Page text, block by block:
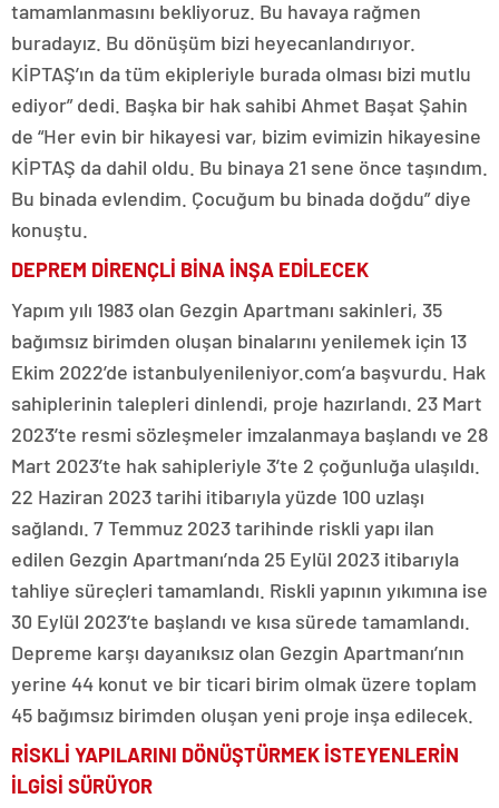
tamamlanmasını bekliyoruz. Bu havaya rağmen
buradayız. Bu dönüşüm bizi heyecanlandırıyor.
KİPTAŞ’ın da tüm ekipleriyle burada olması bizi mutlu
ediyor” dedi. Başka bir hak sahibi Ahmet Başat Şahin
de “Her evin bir hikayesi var, bizim evimizin hikayesine
KİPTAŞ da dahil oldu. Bu binaya 21 sene önce taşındım.
Bu binada evlendim. Çocuğum bu binada doğdu” diye
konuştu.
DEPREM DİRENÇLİ BİNA İNŞA EDİLECEK
Yapım yılı 1983 olan Gezgin Apartmanı sakinleri, 35
bağımsız birimden oluşan binalarını yenilemek için 13
Ekim 2022’de istanbulyenileniyor.com’a başvurdu. Hak
sahiplerinin talepleri dinlendi, proje hazırlandı. 23 Mart
2023’te resmi sözleşmeler imzalanmaya başlandı ve 28
Mart 2023’te hak sahipleriyle 3’te 2 çoğunluğa ulaşıldı.
22 Haziran 2023 tarihi itibarıyla yüzde 100 uzlaşı
sağlandı. 7 Temmuz 2023 tarihinde riskli yapı ilan
edilen Gezgin Apartmanı’nda 25 Eylül 2023 itibarıyla
tahliye süreçleri tamamlandı. Riskli yapının yıkımına ise
30 Eylül 2023’te başlandı ve kısa sürede tamamlandı.
Depreme karşı dayanıksız olan Gezgin Apartmanı’nın
yerine 44 konut ve bir ticari birim olmak üzere toplam
45 bağımsız birimden oluşan yeni proje inşa edilecek.
RİSKLİ YAPILARINI DÖNÜŞTÜRMEK İSTEYENLERİN
İLGİSİ SÜRÜYOR